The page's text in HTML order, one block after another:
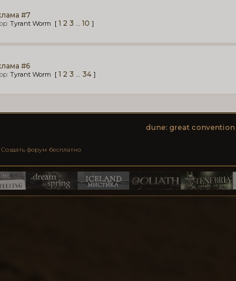
#7
Tyrant Worm [ 1 2 3 10 ]
#6
Tyrant Worm [ 1 2 3 34 ]
dune: great convention
Создать форум бесплатно